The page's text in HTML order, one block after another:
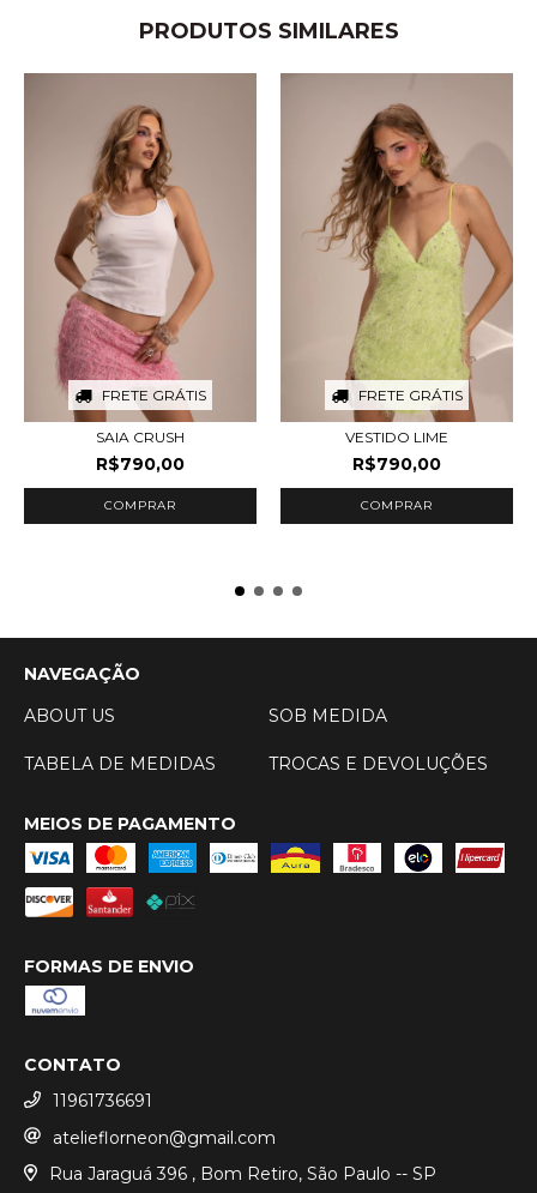
PRODUTOS SIMILARES
FRETE GRÁTIS
SAIA CRUSH
R$790,00
COMPRAR
FRETE GRÁTIS
VESTIDO LIME
R$790,00
COMPRAR
NAVEGAÇÃO
ABOUT US
SOB MEDIDA
TABELA DE MEDIDAS TROCAS E DEVOLUÇÕES
MEIOS DE PAGAMENTO
FORMAS DE ENVIO
CONTATO
11961736691
atelieflorneon@gmail.com
Rua Jaraguá 396 , Bom Retiro, São Paulo -- SP